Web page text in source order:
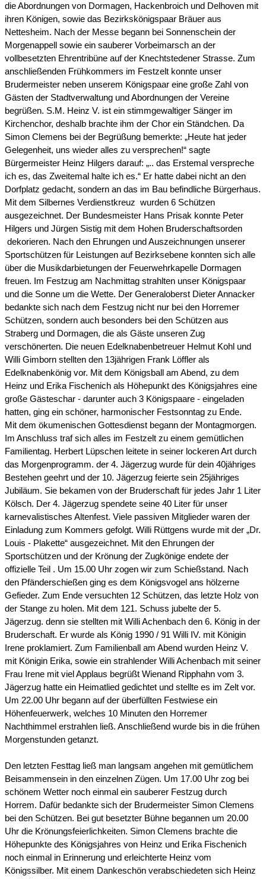
die Abordnungen von Dormagen, Hackenbroich und Delhoven mit
ihren Königen, sowie das Bezirkskönigspaar Bräuer aus
Nettesheim. Nach der Messe begann bei Sonnenschein der
Morgenappell sowie ein sauberer Vorbeimarsch an der
vollbesetzten Ehrentribüne auf der Knechtstedener Strasse. Zum
anschließenden Frühkommers im Festzelt konnte unser
Brudermeister neben unserem Königspaar eine große Zahl von
Gästen der Stadtverwaltung und Abordnungen der Vereine
begrüßen. S.M. Heinz V. ist ein stimmgewaltiger Sänger im
Kirchenchor, deshalb brachte ihm der Chor ein Ständchen. Da
Simon Clemens bei der Begrüßung bemerkte: „Heute hat jeder
Gelegenheit, uns wieder alles zu versprechen!“ sagte
Bürgermeister Heinz Hilgers darauf: „.. das Erstemal verspreche
ich es, das Zweitemal halte ich es.“ Er hatte dabei nicht an den
Dorfplatz gedacht, sondern an das im Bau befindliche Bürgerhaus.
Mit dem Silbernes Verdienstkreuz wurden 6 Schützen
ausgezeichnet. Der Bundesmeister Hans Prisak konnte Peter
Hilgers und Jürgen Sistig mit dem Hohen Bruderschaftsorden
dekorieren. Nach den Ehrungen und Auszeichnungen unserer
Sportschützen für Leistungen auf Bezirksebene konnten sich alle
über die Musikdarbietungen der Feuerwehrkapelle Dormagen
freuen. Im Festzug am Nachmittag strahlten unser Königspaar
und die Sonne um die Wette. Der Generaloberst Dieter Annacker
bedankte sich nach dem Festzug nicht nur bei den Horremer
Schützen, sondern auch besonders bei den Schützen aus
Straberg und Dormagen, die als Gäste unseren Zug
verschönerten. Die neuen Edelknabenbetreuer Helmut Kohl und
Willi Gimborn stellten den 13jährigen Frank Löffler als
Edelknabenkönig vor. Mit dem Königsball am Abend, zu dem
Heinz und Erika Fischenich als Höhepunkt des Königsjahres eine
große Gästeschar - darunter auch 3 Königspaare - eingeladen
hatten, ging ein schöner, harmonischer Festsonntag zu Ende.
Mit dem ökumenischen Gottesdienst begann der Montagmorgen.
Im Anschluss traf sich alles im Festzelt zu einem gemütlichen
Familientag. Herbert Lüpschen leitete in seiner lockeren Art durch
das Morgenprogramm. der 4. Jägerzug wurde für dein 40jähriges
Bestehen geehrt und der 10. Jägerzug feierte sein 25jähriges
Jubiläum. Sie bekamen von der Bruderschaft für jedes Jahr 1 Liter
Kölsch. Der 4. Jägerzug spendete seine 40 Liter für unser
karnevalistisches Altenfest. Viele passiven Mitglieder waren der
Einladung zum Kommers gefolgt. Willi Rüttgens wurde mit der „Dr.
Louis - Plakette“ ausgezeichnet. Mit den Ehrungen der
Sportschützen und der Krönung der Zugkönige endete der
offizielle Teil . Um 15.00 Uhr zogen wir zum Schießstand. Nach
den Pfänderschießen ging es dem Königsvogel ans hölzerne
Gefieder. Zum Ende versuchten 12 Schützen, das letzte Holz von
der Stange zu holen. Mit dem 121. Schuss jubelte der 5.
Jägerzug. denn sie stellten mit Willi Achenbach den 6. König in der
Bruderschaft. Er wurde als König 1990 / 91 Willi IV. mit Königin
Irene proklamiert. Zum Familienball am Abend wurden Heinz V.
mit Königin Erika, sowie ein strahlender Willi Achenbach mit seiner
Frau Irene mit viel Applaus begrüßt Wienand Ripphahn vom 3.
Jägerzug hatte ein Heimatlied gedichtet und stellte es im Zelt vor.
Um 22.00 Uhr begann auf der überfüllten Festwiese ein
Höhenfeuerwerk, welches 10 Minuten den Horremer
Nachthimmel erstrahlen ließ. Anschließend wurde bis in die frühen
Morgenstunden getanzt.
Den letzten Festtag ließ man langsam angehen mit gemütlichem
Beisammensein in den einzelnen Zügen. Um 17.00 Uhr zog bei
schönem Wetter noch einmal ein sauberer Festzug durch
Horrem. Dafür bedankte sich der Brudermeister Simon Clemens
bei den Schützen. Bei gut besetzter Bühne begannen um 20.00
Uhr die Krönungsfeierlichkeiten. Simon Clemens brachte die
Höhepunkte des Königsjahres von Heinz und Erika Fischenich
noch einmal in Erinnerung und erleichterte Heinz vom
Königssilber. Mit einem Dankeschön verabschiedeten sich Heinz